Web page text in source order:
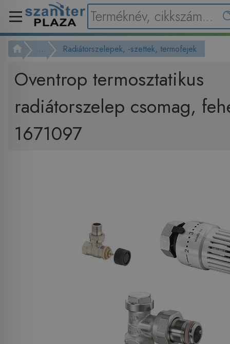
... Radiátorszelepek, -szettek, termofejek
Oventrop termosztatikus
radiátorszelep csomag,
1671097